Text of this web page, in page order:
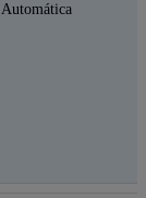
Automática